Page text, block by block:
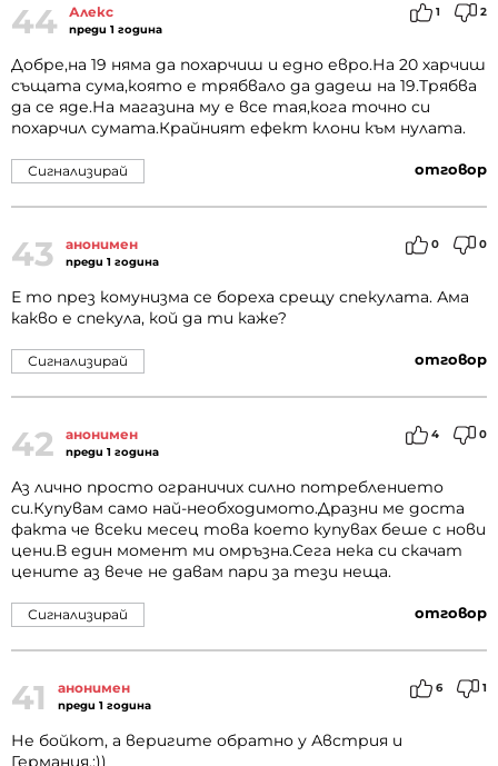
44 Алекс
преди 1 година
1 2
Добре,на 19 няма да похарчиш и едно евро.На 20 харчиш
същата сума,която е трябвало да дадеш на 19.Трябва
да се яде.На магазина му е все тая,кога точно си
похарчил сумата.Крайният ефект клони към нулата.
отговор
Сигнализирай
43 анонимен
преди 1 година
0 0
Е то през комунизма се бореха срещу спекулата. Ама
какво е спекула, кой да ти каже?
отговор
Сигнализирай
42 анонимен
преди 1 година
4 0
Аз лично просто ограничих силно потреблението
си.Купувам само най-необходимото.Дразни ме доста
факта че всеки месец това което купувах беше с нови
цени.В един момент ми омръзна.Сега нека си скачат
цените аз вече не давам пари за тези неща.
отговор
Сигнализирай
41 анонимен
преди 1 година
6 1
Не бойкот, а веригите обратно у Австрия и
Германия.:))